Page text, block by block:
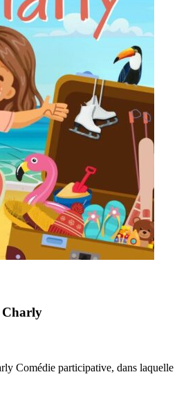
Charly
Comédie participative, dans laquelle